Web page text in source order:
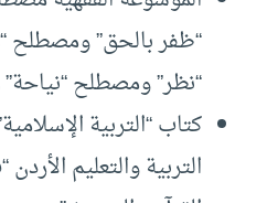
“ظفر بالحق”
“نظر” ومصطلح “نياحة”
كتاب “التربية
التربية والتعليم